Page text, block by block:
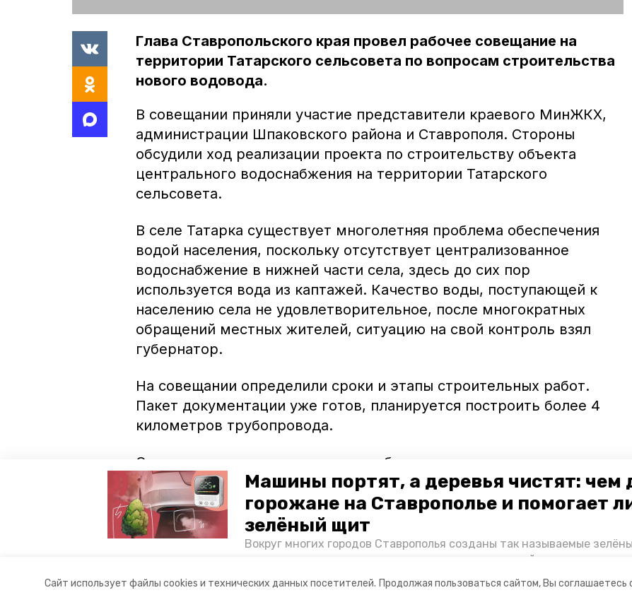
Сайт использует файлы cookies и технических данных посетителей. Продолжая пользоваться сайтом, Вы соглашаетесь
Машины портят, а деревья чистят:
горожане на Ставрополье и помогает
зелёный щит
Вокруг многих городов Ставрополья созданы так называемые
лесопарковые зоны, снижающие негативное воздействие выхлопных
и каким воздухом дышат жители края, узнала корреспондент
Глава Ставропольского края провел рабочее совещание на
территории Татарского сельсовета по вопросам строительства
нового водовода.
В совещании приняли участие представители краевого МинЖКХ,
администрации Шпаковского района и Ставрополя. Стороны
обсудили ход реализации проекта по строительству объекта
центрального водоснабжения на территории Татарского
сельсовета.
В селе Татарка существует многолетняя проблема обеспечения
водой населения, поскольку отсутствует централизованное
водоснабжение в нижней части села, здесь до сих пор
используется вода из каптажей. Качество воды, поступающей к
населению села не удовлетворительное, после многократных
обращений местных жителей, ситуацию на свой контроль взял
губернатор.
На совещании определили сроки и этапы строительных работ.
Пакет документации уже готов, планируется построить более 4
километров трубопровода.
Согласно планам производства работ, к маю следующего года
объект будет готов к сдаче в эксплуатацию. После этого водой
постоянно будут обеспечены 800 домовладений Татарского
сельсовета, где проживают 2,6 тысяч человек. К строительству
водовода приступят в ближайшее время.